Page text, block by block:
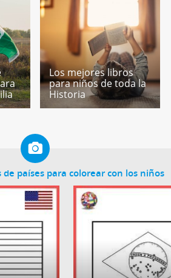
Los mejores libros
para niños de toda la
Historia
países para colorear con los niños